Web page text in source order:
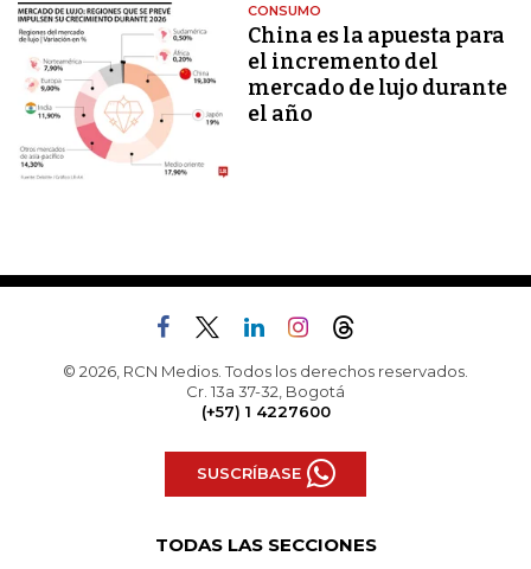
CONSUMO
China es la apuesta para
el incremento del
mercado de lujo durante
el año
© 2026, RCN Medios. Todos los derechos reservados.
Cr. 13a 37-32, Bogotá
(+57) 1 4227600
SUSCRÍBASE
TODAS LAS SECCIONES